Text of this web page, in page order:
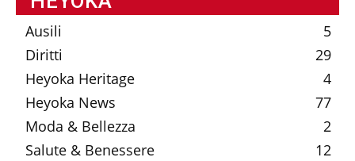
Ausili
5
Diritti
29
Heyoka Heritage
4
Heyoka News
77
Moda & Bellezza
2
Salute & Benessere
12